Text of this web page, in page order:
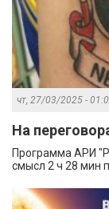
чт, 27/03/2025 -
На
Программа АРИ
смысл 2 ч 28 мин